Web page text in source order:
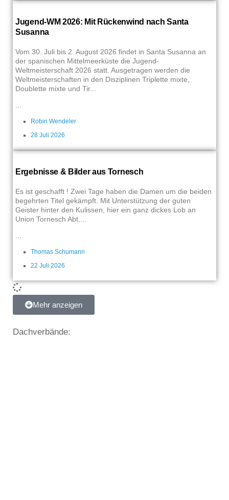
Jugend-WM 2026: Mit Rückenwind nach Santa
Susanna
Vom 30. Juli bis 2. August 2026 findet in Santa Susanna an
der spanischen Mittelmeerküste die Jugend-
Weltmeisterschaft 2026 statt. Ausgetragen werden die
Weltmeisterschaften in den Disziplinen Triplette mixte,
Doublette mixte und Tir...
Robin Wendeler
28 Juli 2026
Ergebnisse & Bilder aus Tornesch
Es ist geschafft ! Zwei Tage haben die Damen um die beiden
begehrten Titel gekämpft. Mit Unterstützung der guten
Geister hinter den Kulissen, hier ein ganz dickes Lob an
Union Tornesch Abt....
Thomas Schumann
22 Juli 2026
Mehr anzeigen
Dachverbände: